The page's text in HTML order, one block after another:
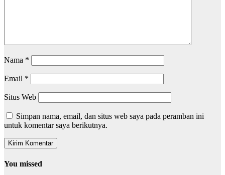
Nama *
Email *
Situs Web
Simpan nama, email, dan situs web saya pada peramban ini
untuk komentar saya berikutnya.
You missed